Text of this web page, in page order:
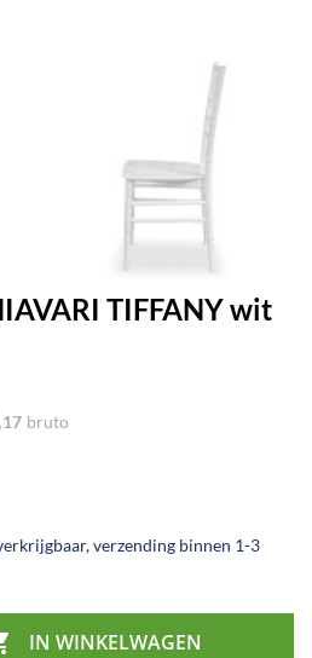
TIFFANY wit
17 bruto
verzending binnen 1-3
IN WINKELWAGEN